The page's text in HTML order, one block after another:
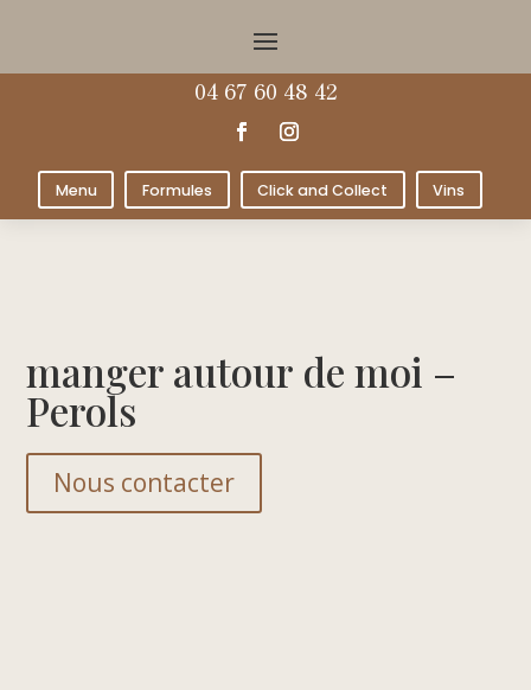
04 67 60 48 42
Menu Formules Click and Collect Vins
manger autour de moi –
Perols
Nous contacter